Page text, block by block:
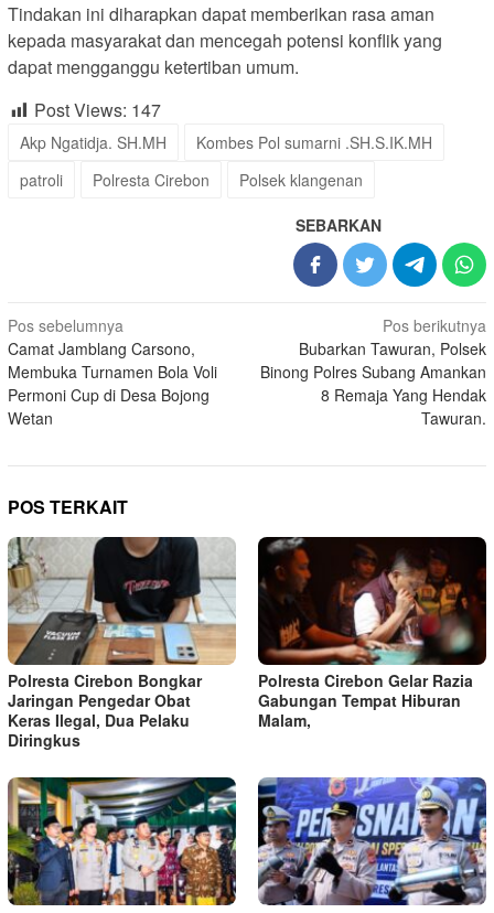
Tindakan ini diharapkan dapat memberikan rasa aman
kepada masyarakat dan mencegah potensi konflik yang
dapat mengganggu ketertiban umum.
Post Views: 147
Akp Ngatidja. SH.MH
Kombes Pol sumarni .SH.S.IK.MH
patroli
Polresta Cirebon Polsek klangenan
SEBARKAN
Navigasi
pos
Pos sebelumnya
Camat Jamblang Carsono,
Membuka Turnamen Bola Voli
Permoni Cup di Desa Bojong
Wetan
Pos berikutnya
Bubarkan Tawuran, Polsek
Binong Polres Subang Amankan
8 Remaja Yang Hendak
Tawuran.
POS TERKAIT
Polresta Cirebon Bongkar
Jaringan Pengedar Obat
Keras Ilegal, Dua Pelaku
Diringkus
Polresta Cirebon Gelar Razia
Gabungan Tempat Hiburan
Malam,